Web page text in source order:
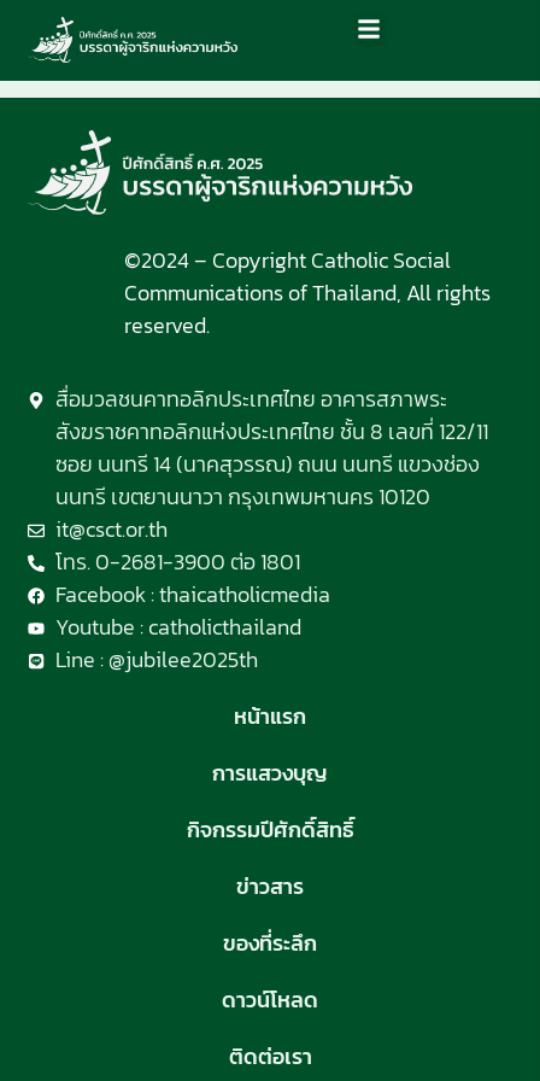
©2024 – Copyright Catholic Social
Communications of Thailand, All rights
reserved.
สื่อมวลชนคาทอลิกประเทศไทย อาคารสภาพระ
สังฆราชคาทอลิกแห่งประเทศไทย ชั้น 8 เลขที่ 122/11
ซอย นนทรี 14 (นาคสุวรรณ) ถนน นนทรี แขวงช่อง
นนทรี เขตยานนาวา กรุงเทพมหานคร 10120
it@csct.or.th
โทร. 0-2681-3900 ต่อ 1801
Facebook : thaicatholicmedia
Youtube : catholicthailand
Line : @jubilee2025th
หน้าแรก
การแสวงบุญ
กิจกรรมปีศักดิ์สิทธิ์
ข่าวสาร
ของที่ระลึก
ดาวน์โหลด
ติดต่อเรา